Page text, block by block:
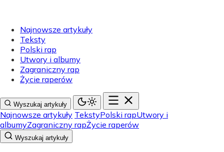
Najnowsze artykuły
Teksty
Polski rap
Utwory i albumy
Zagraniczny rap
Życie raperów
Wyszukaj artykuły
Najnowsze artykuły TekstyPolski rapUtwory i
albumyZagraniczny rapŻycie raperów
Wyszukaj artykuły